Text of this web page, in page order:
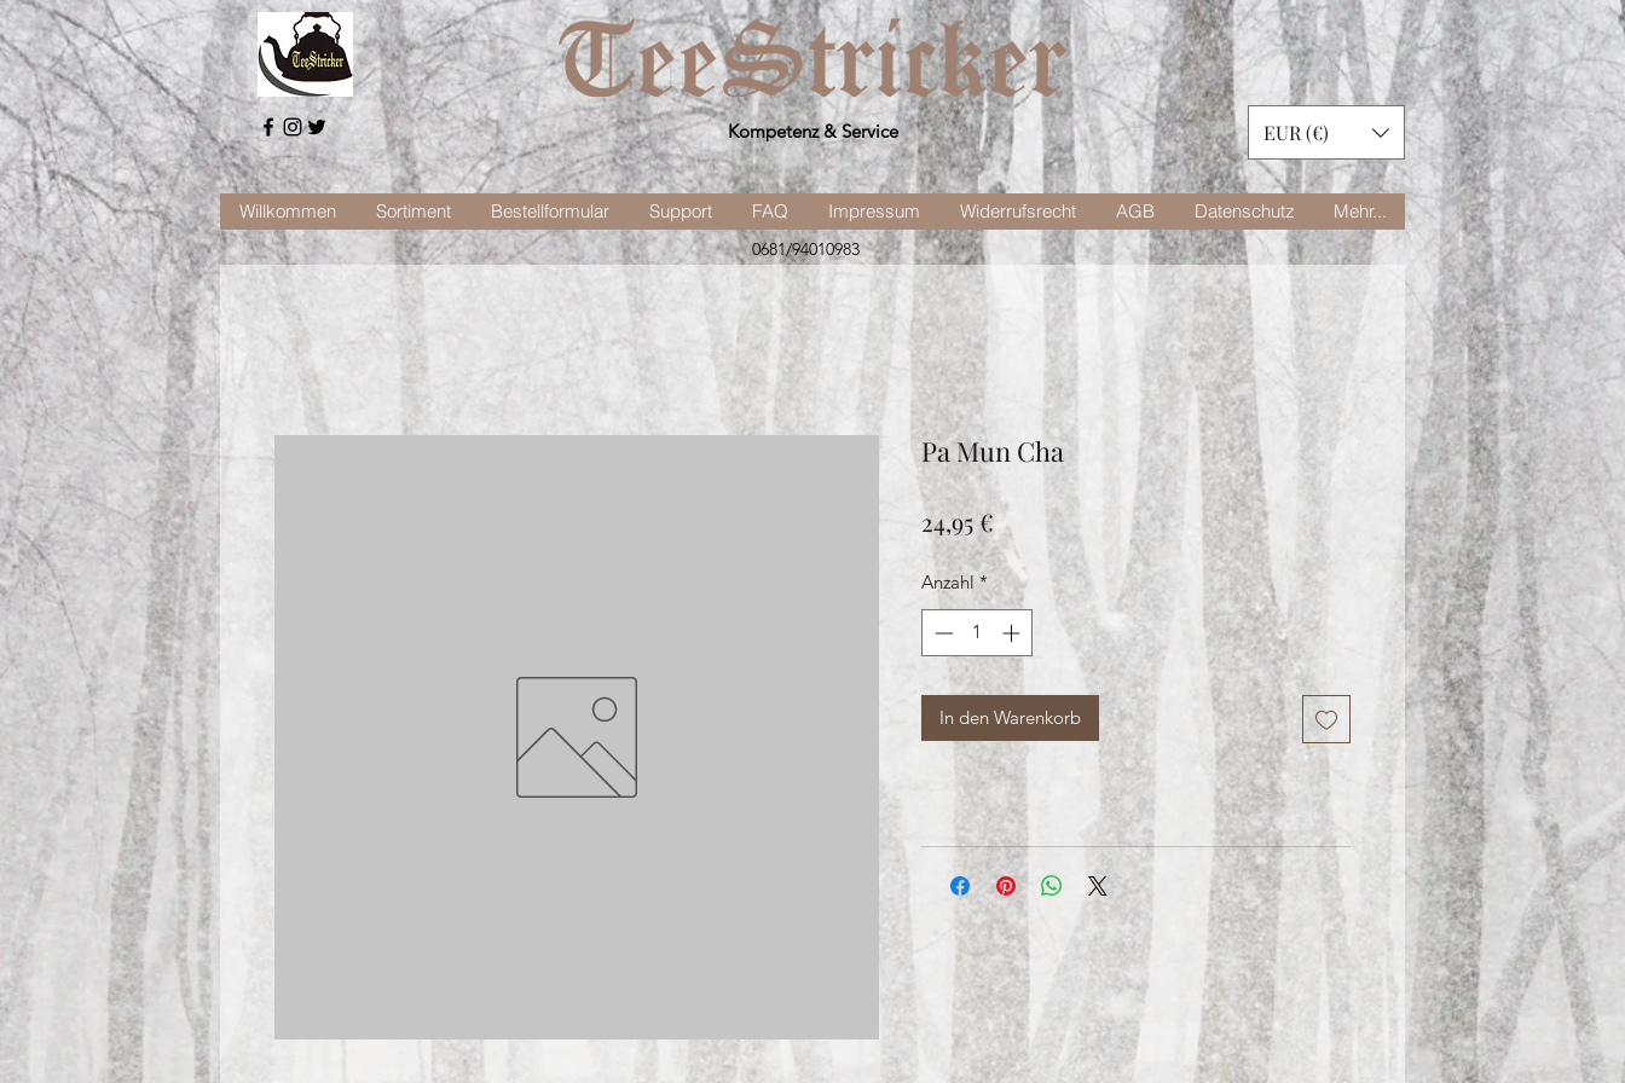
Kompetenz & Service EUR (€)
Willkommen Sortiment Bestellformular Support FAQ Impressum Widerrufsrecht AGB Datenschutz Mehr...
0681/94010983
Pa Mun Cha
24,95 €Preis
Anzahl *
In den Warenkorb